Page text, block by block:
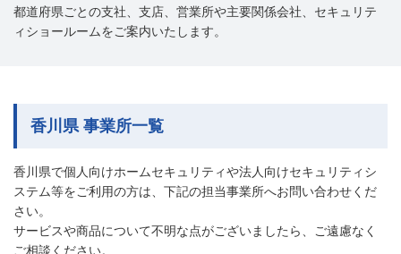
都道府県ごとの支社、支店、営業所や主要関係会社、セキュリテ
ィショールームをご案内いたします。
香川県 事業所一覧
香川県で個人向けホームセキュリティや法人向けセキュリティシ
ステム等をご利用の方は、下記の担当事業所へお問い合わせくだ
さい。
サービスや商品について不明な点がございましたら、ご遠慮なく
ご相談ください。